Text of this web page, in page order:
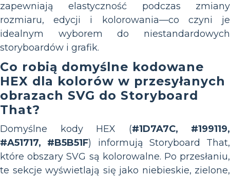
zapewniają elastyczność podczas zmiany
rozmiaru, edycji i kolorowania—co czyni je
idealnym wyborem do niestandardowych
storyboardów i grafik.
Co robią domyślne kodowane
HEX dla kolorów w przesyłanych
obrazach SVG do Storyboard
That?
Domyślne kody HEX (#1D7A7C, #199119,
#A51717, #B5B51F) informują Storyboard That,
które obszary SVG są kolorowalne. Po przesłaniu,
te sekcje wyświetlają się jako niebieskie, zielone,